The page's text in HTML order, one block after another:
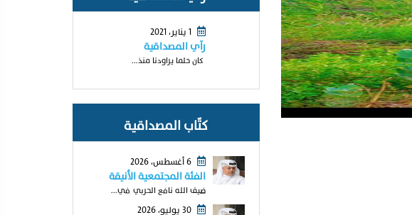
رآي المصداقية
كان حلما يراودنا منذ...
كتّاب المصداقية
الفئة المجتمعية الأنيقة
ضيف الله نافع الحربي في...